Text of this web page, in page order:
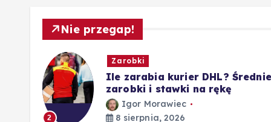
Nie przegap!
2
Zarobki
Ile zarabia kurier DHL? Średnie
zarobki i stawki na rękę
Igor Morawiec
8 sierpnia, 2026